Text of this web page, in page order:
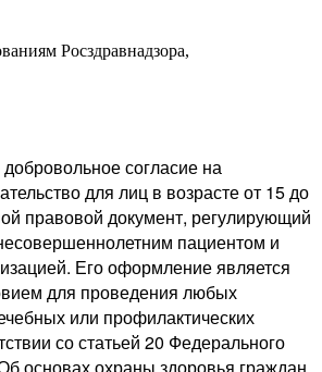
Росздравнадзора,
согласие на
для лиц в возрасте от 15 до
правовой документ, регулирующий
пациентом и
Его оформление является
для проведения любых
или профилактических
со статьей 20 Федерального
основах охраны здоровья граждан